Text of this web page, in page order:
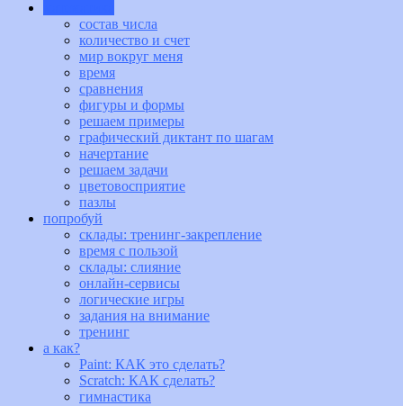
состав числа
количество и счет
мир вокруг меня
время
сравнения
фигуры и формы
решаем примеры
графический диктант по шагам
начертание
решаем задачи
цветовосприятие
пазлы
попробуй
склады: тренинг-закрепление
время с пользой
склады: слияние
онлайн-сервисы
логические игры
задания на внимание
тренинг
а как?
Paint: КАК это сделать?
Scratch: КАК сделать?
гимнастика